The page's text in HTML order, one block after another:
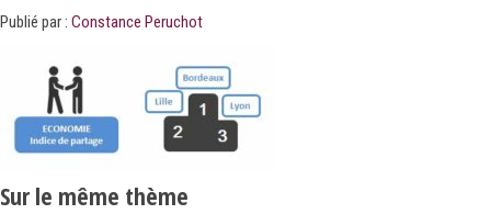
Publié par : Constance Peruchot
Sur le même thème